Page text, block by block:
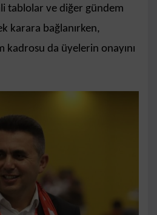
tablolar ve diğer gündem
karara bağlanırken,
da üyelerin onayını